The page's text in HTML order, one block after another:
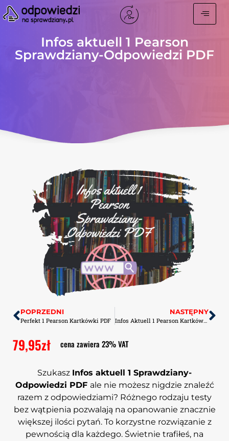
Infos aktuell 1 Pearson
Sprawdziany-Odpowiedzi PDF
POPRZEDNI
Perfekt 1 Pearson Kartkówki PDF
NASTĘPNY
Infos Aktuell 1 Pearson Kartkówki PDF
79,95zł cena zawiera 23% VAT
Szukasz Infos aktuell 1 Sprawdziany-
Odpowiedzi PDF ale nie możesz nigdzie znaleźć
razem z odpowiedziami? Różnego rodzaju testy
bez wątpienia pozwalają na opanowanie znacznie
większej ilości pytań. To korzystne rozwiązanie z
pewnością dla każdego. Świetnie trafiłeś, na